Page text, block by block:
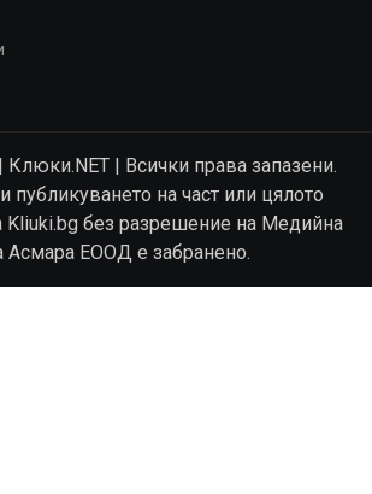
| Всички права запазени.
публикуването на част или цялото
без разрешение на Медийна
Асмара ЕООД е забранено.